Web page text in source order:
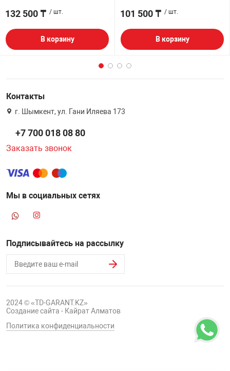
132 500 ₸ / шт.
В корзину
101 500 ₸ / шт.
В корзину
Контакты
г. Шымкент, ул. Гани Иляева 173
+7 700 018 08 80
Заказать звонок
Мы в социальных сетях
Подписывайтесь на рассылку
2024 © «TD-GARANT.KZ»
Создание сайта - Кайрат Алматов
Политика конфиденциальности